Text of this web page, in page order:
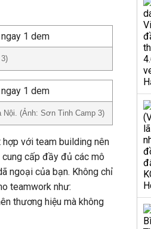
Nội. (Ảnh: Sơn Tinh Camp 3)
với team building nên
cấp đầy đủ các mô
ngoại của bạn. Không chỉ
teamwork như:
thương hiệu mà không